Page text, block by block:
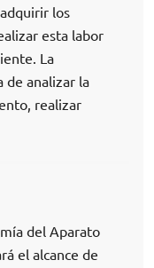
los
esta labor
La
de analizar la
realizar
del Aparato
el alcance de